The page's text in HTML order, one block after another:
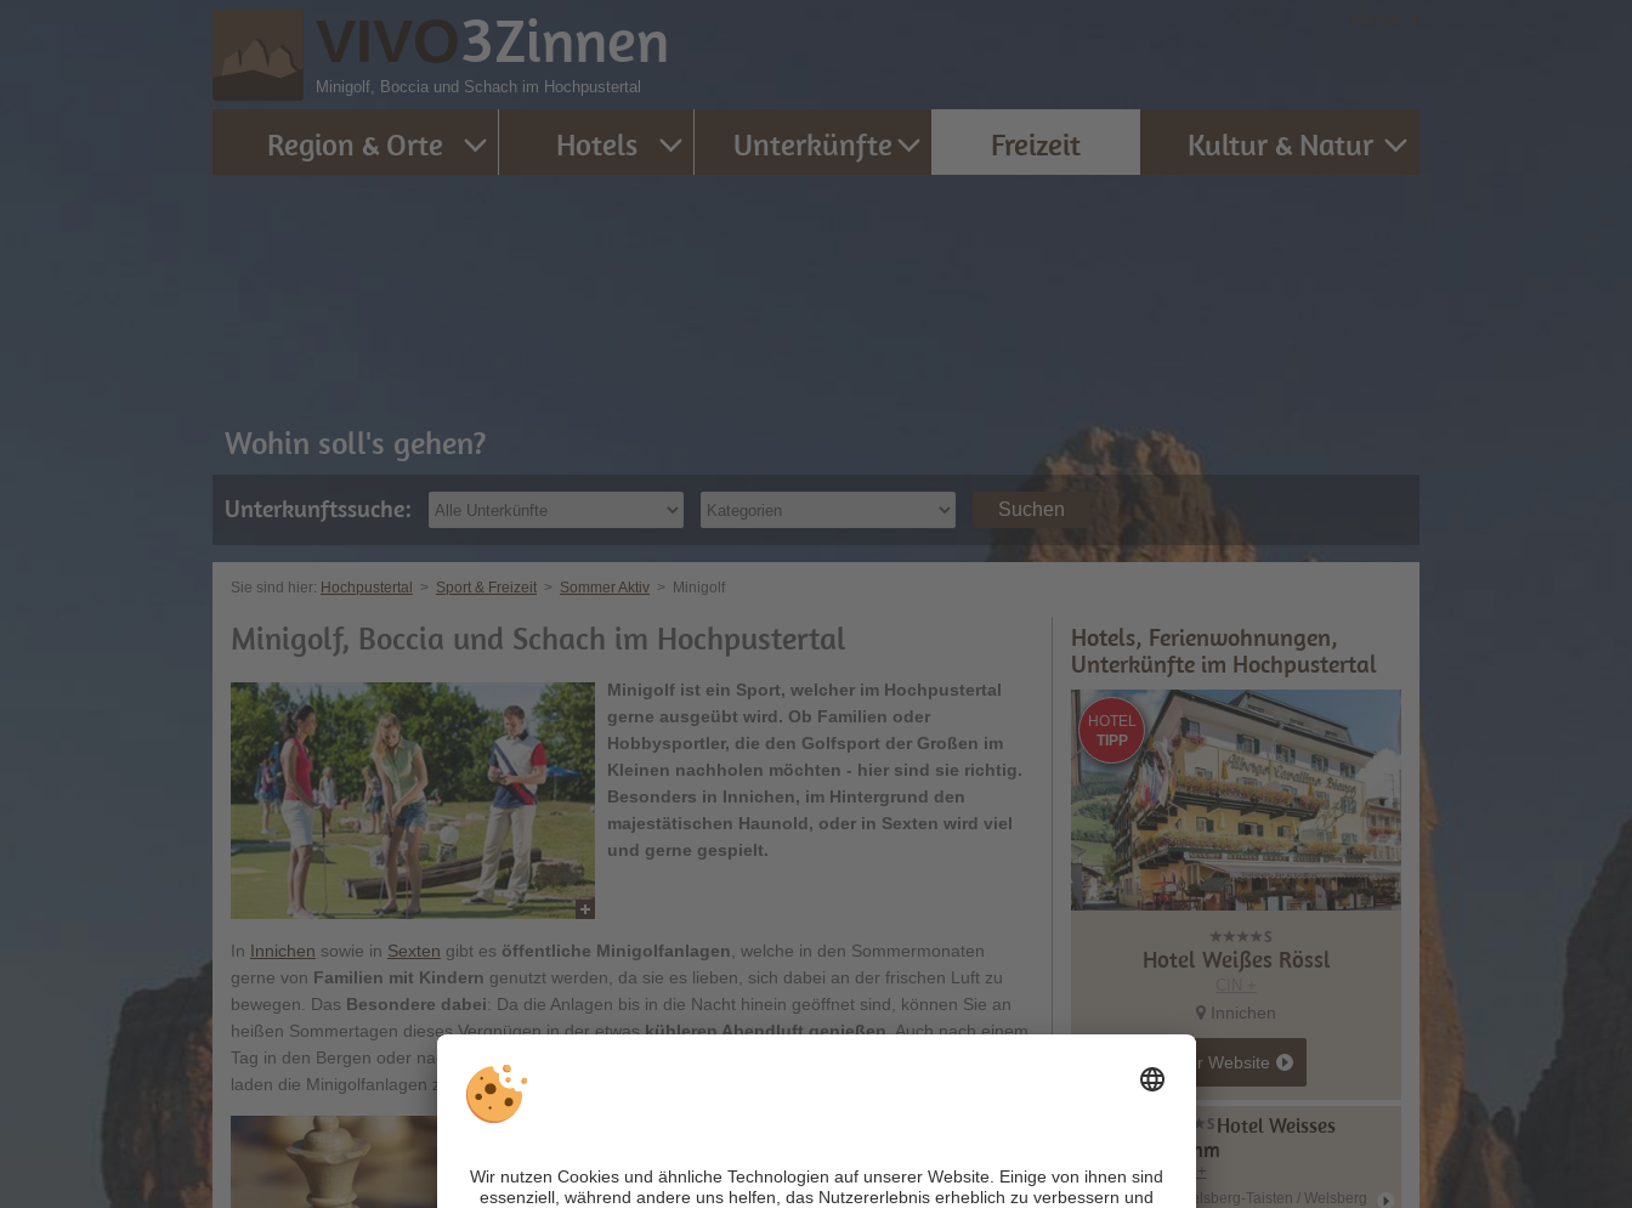
VIVO3Zinnen
Minigolf, Boccia und Schach im Hochpustertal
Wohin soll's gehen?
Unterkunftssuche: Suchen
Region & Orte Hotels Unterkünfte Freizeit Kultur & Natur
Sie sind hier: Hochpustertal > Sport & Freizeit > Sommer Aktiv > Minigolf
Minigolf, Boccia und Schach im Hochpustertal
Minigolf ist ein Sport, welcher im Hochpustertal
gerne ausgeübt wird. Ob Familien oder
Hobbysportler, die den Golfsport der Großen im
Kleinen nachholen möchten - hier sind sie richtig.
Besonders in Innichen, im Hintergrund den
majestätischen Haunold, oder in Sexten wird viel
und gerne gespielt.
In Innichen sowie in Sexten gibt es öffentliche Minigolfanlagen , welche in den Sommermonaten
gerne von Familien mit Kindern genutzt werden, da sie es lieben, sich dabei an der frischen Luft zu
bewegen. Das Besondere dabei: Da die Anlagen bis in die Nacht hinein geöffnet sind, können Sie an
heißen Sommertagen dieses Vergnügen in der etwaskühleren Abendluft genießen. Auch nach einem
Tag in den Bergen oder nach erlebnisreichem Sightseeing in den Dörfern des Südtiroler Hochpustertals
laden die Minigolfanlagen zum Ausklingen des Tages ein.
Hotels, Ferienwohnungen,
Unterkünfte im Hochpustertal
HOTEL
TIPP
Hotel Weißes Rössl
Innichen
zur Website
Hotel Weisses
Lamm
CIN +
Welsberg-Taisten / Welsberg